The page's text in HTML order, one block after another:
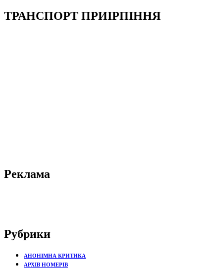
ТРАНСПОРТ ПРИІРПІННЯ
Реклама
Рубрики
АНОНІМНА КРИТИКА
АРХІВ НОМЕРІВ